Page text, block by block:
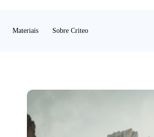
Materiais Sobre Criteo